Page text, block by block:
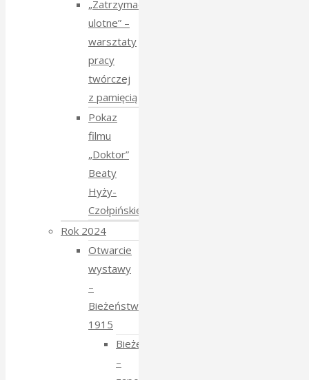
„Zatrzymać
ulotne” –
warsztaty
pracy
twórczej
z pamięcią
Pokaz
filmu
„Doktor”
Beaty
Hyży-
Czołpińskiej
Rok 2024
Otwarcie
wystawy
–
Bieżeństwo
1915
Bieżeństwo
–